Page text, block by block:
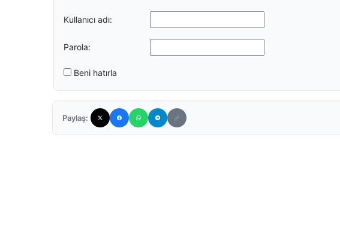
Kullanıcı adı:
Parola:
Beni hatırla
Paylaş: